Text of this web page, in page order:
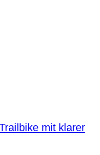
mit klarer